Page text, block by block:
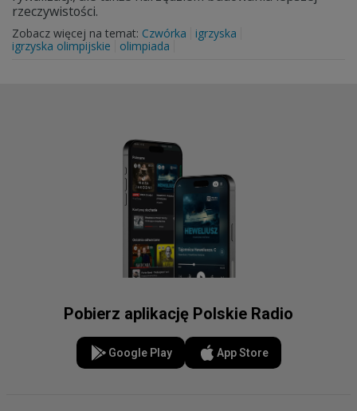
rzeczywistości.
Zobacz więcej na temat: Czwórka
igrzyska
igrzyska olimpijskie
olimpiada
Pobierz aplikację Polskie Radio
Google Play App Store